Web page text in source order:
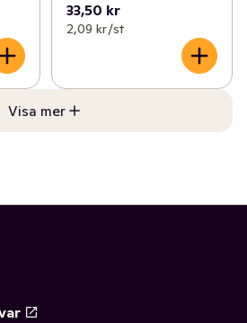
33,50 kr
2,09 kr /st
Visa mer